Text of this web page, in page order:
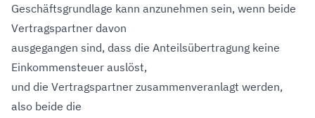
Geschäftsgrundlage kann anzunehmen sein, wenn beide
Vertragspartner davon
ausgegangen sind, dass die Anteilsübertragung keine
Einkommensteuer auslöst,
und die Vertragspartner zusammenveranlagt werden,
also beide die